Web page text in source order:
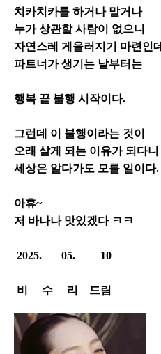
치카치카를 하거나 말거나
누가 상관할 사람이 없으니
자연스레 게을러지기 마련인데
파트너가 생기는 날부터는
행복 끝 불행 시작이다.
그런데 이 불행이라는 것이
오래 살게 되는 이유가 되다니
세상은 알다가도 모를 일이다.
아휴~
저 바나나 맛있겠다 ㅋㅋ
2025. 05. 10
비 수 리 드림